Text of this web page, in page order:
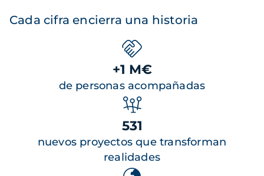
Cada cifra encierra una historia
+1 M€
de personas acompañadas
531
nuevos proyectos que transforman
realidades